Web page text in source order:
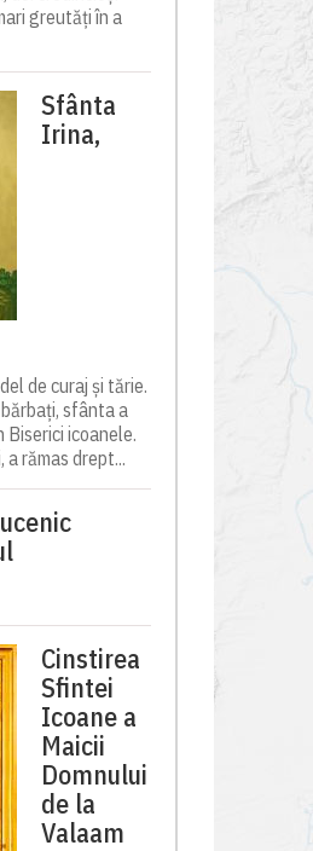
greutăți în a
Sfânta
Irina,
de curaj și tărie.
sfânta a
Biserici icoanele.
a rămas drept...
Cinstirea
Sfintei
Icoane a
Maicii
Domnului
de la
Valaam